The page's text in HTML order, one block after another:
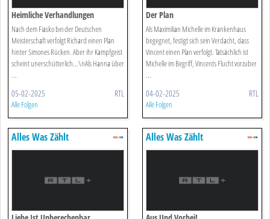
Heimliche Verhandlungen
Nach dem Fiasko bei der Deutschen
Meisterschaft verfolgt Richard einen Plan
hinter Simones Rücken. Aber ihr Kampfgeist
scheint unerschütterlich...\nAls Hanna über
...
05-02-2025 RTL
Alle Folgen
Der Plan
Als Maximilian Michelle im Krankenhaus
begegnet, festigt sich sein Verdacht, dass
Vincent einen Plan verfolgt. Tatsächlich ist
Michelle im Begriff, Vincents Flucht vorzuber
...
04-02-2025 RTL
Alle Folgen
Alles Was Zählt Alles Was Zählt